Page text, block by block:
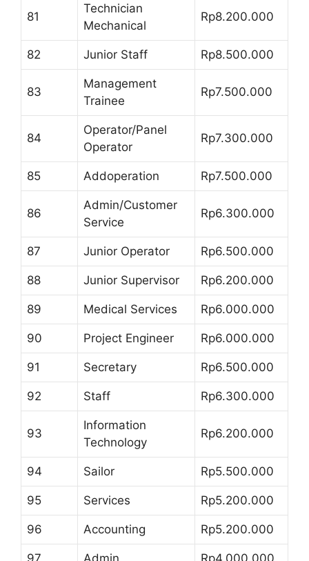
81
Technician
Mechanical
Rp8.200.000
82 Junior Staff Rp8.500.000
83
Management
Trainee
Rp7.500.000
84
Operator/Panel
Operator
Rp7.300.000
85 Addoperation Rp7.500.000
86
Admin/Customer
Service
Rp6.300.000
87 Junior Operator Rp6.500.000
88 Junior Supervisor Rp6.200.000
89 Medical Services Rp6.000.000
90 Project Engineer Rp6.000.000
91 Secretary Rp6.500.000
92 Staff Rp6.300.000
93
Information
Technology
Rp6.200.000
94 Sailor Rp5.500.000
95 Services Rp5.200.000
96 Accounting Rp5.200.000
97 Admin Rp4.000.000